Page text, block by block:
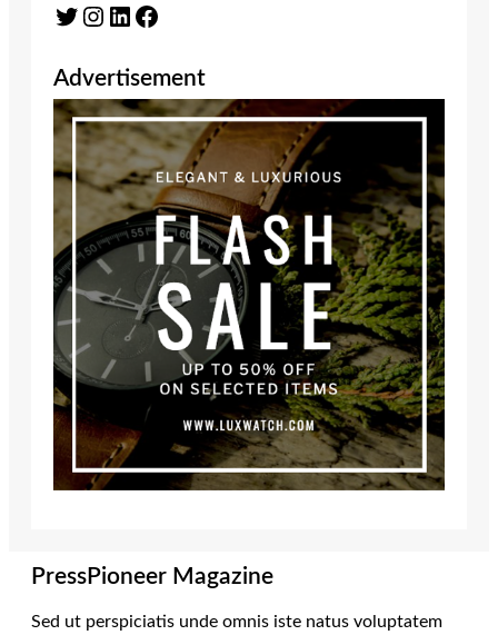
Twitter Instagram LinkedIn Facebook
Advertisement
PressPioneer Magazine
Sed ut perspiciatis unde omnis iste natus voluptatem